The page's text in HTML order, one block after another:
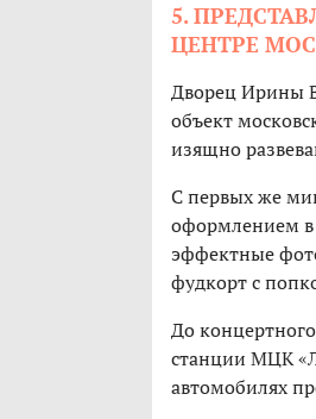
5.
ЦЕНТРЕ
Дворец Ирины
объект
изящно
С первых же
оформлением в
эффектные
фудкорт с
До
станции МЦК
автомобилях